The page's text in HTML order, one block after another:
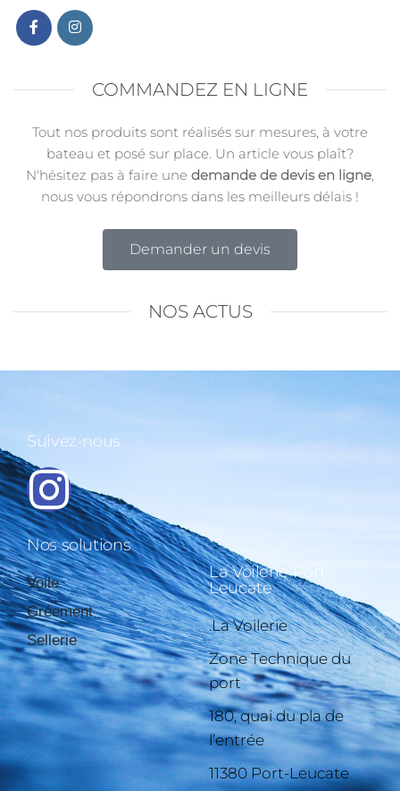
COMMANDEZ EN LIGNE
Tout nos produits sont réalisés sur mesures, à votre
bateau et posé sur place. Un article vous plaît?
N'hésitez pas à faire une demande de devis en ligne,
nous vous répondrons dans les meilleurs délais !
Demander un devis
NOS ACTUS
Suivez-nous
Nos solutions
Voile
Gréement
Sellerie
La Voilerie Port-
Leucate
.La Voilerie
Zone Technique du
port
180, quai du pla de
l’entrée
11380 Port-Leucate